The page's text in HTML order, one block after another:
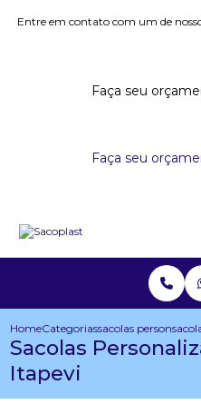
Entre em contato com um de
Faça seu
Faça seu
HomeCategoriassacolas
Sacolas
Itapevi